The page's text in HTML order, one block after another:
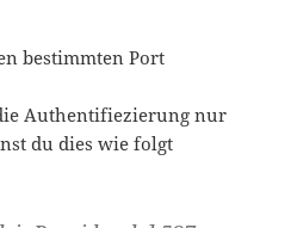
bestimmten Port
Authentifiezierung nur
du dies wie folgt